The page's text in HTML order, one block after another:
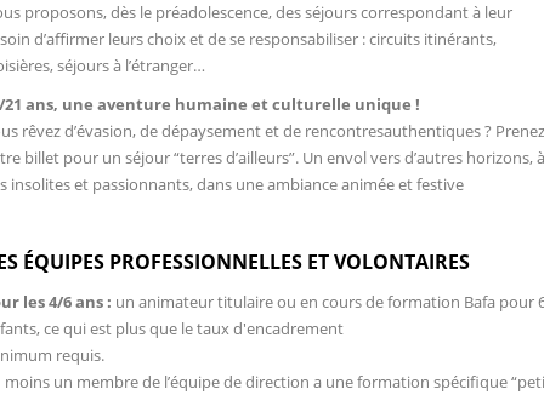
proposons, dès le préadolescence, des séjours correspondant à leur
d’affirmer leurs choix et de se responsabiliser : circuits itinérants,
séjours à l’étranger…
21 ans, une aventure humaine et culturelle unique !
rêvez d’évasion, de dépaysement et de rencontresauthentiques ? Prenez
billet pour un séjour “terres d’ailleurs”. Un envol vers d’autres horizons,
insolites et passionnants, dans une ambiance animée et festive
ÉQUIPES PROFESSIONNELLES ET VOLONTAIRES
les 4/6 ans : un animateur titulaire ou en cours de formation Bafa pour
ce qui est plus que le taux d'encadrement
requis.
moins un membre de l’équipe de direction a une formation spécifique